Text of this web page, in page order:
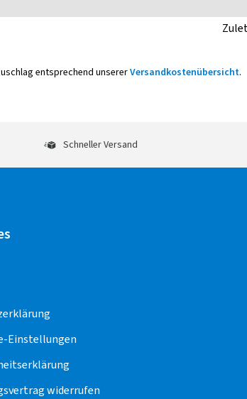
entsprechend unsererVersandkostenübersicht.
Schneller Versand
Einstellungen
widerrufen